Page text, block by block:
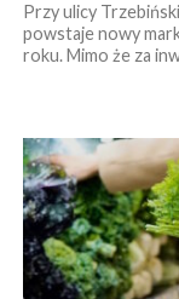
Przy ulicy
powstaje nowy
roku. Mimo że za